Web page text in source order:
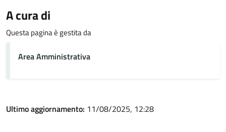
A cura di
Questa pagina è gestita da
Area Amministrativa
Ultimo aggiornamento: 11/08/2025, 12:28